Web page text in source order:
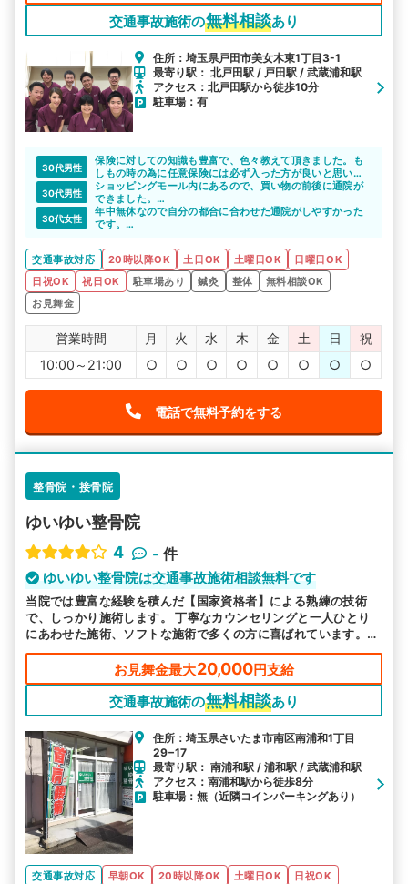
交通事故施術の無料相談あり
住所：埼玉県戸田市美女木東1丁目3-1
最寄り駅： 北戸田駅 / 戸田駅 / 武蔵浦和駅
アクセス：北戸田駅から徒歩10分
駐車場：有
30代男性
保険に対しての知識も豊富で、色々教えて頂きました。も
しもの時の為に任意保険には必ず入った方が良いと思いま
した。
30代男性
ショッピングモール内にあるので、買い物の前後に通院が
できました。
生活の延長で通院ができたのでストレスフリーでした。ア
クセスしやすい通院先を選ぶことが大事だと思いました。
30代女性
年中無休なので自分の都合に合わせた通院がしやすかった
です。
た。
交通事故対応 20時以降OK 土日OK 土曜日OK
日曜日OK
日祝OK
祝日OK 駐車場あり 鍼灸 整体
無料相談OK
お見舞金
営業時間 月 火 水 木 金 土 日
祝
10:00～21:00
○ ○ ○ ○ ○ ○ ○ ○
電話で無料予約をする
整骨院・接骨院
ゆいゆい整骨院
4
- 件
ゆいゆい整骨院は交通事故施術相談無料です
当院では豊富な経験を積んだ【国家資格者】による熟練の技術
で、しっかり施術します。 丁寧なカウンセリングと一人ひとり
にあわせた施術、ソフトな施術で多くの方に喜ばれています。駅
からも近いのでお気軽にお越しください。
お見舞金最大20,000円支給
交通事故施術の無料相談あり
住所：埼玉県さいたま市南区南浦和1丁目
29−17
最寄り駅： 南浦和駅 / 浦和駅 / 武蔵浦和駅
アクセス：南浦和駅から徒歩8分
駐車場：無（近隣コインパーキングあり）
交通事故対応 早朝OK 20時以降OK 土曜日OK
日祝OK